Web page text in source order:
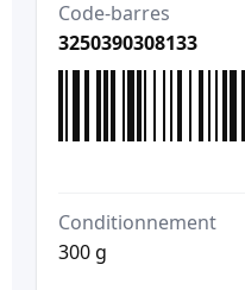
Code-barres
3250390308133
Conditionnement
300 g